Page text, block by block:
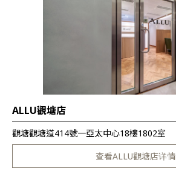
ALLU觀塘店
觀塘觀塘道414號一亞太中心18樓1802室
查看ALLU觀塘店详情